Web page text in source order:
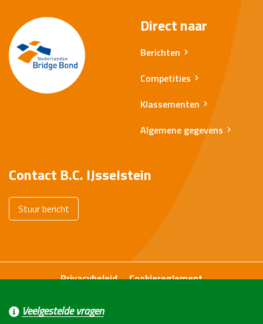
Direct naar
Berichten
Competities
Klassementen
Algemene gegevens
Contact B.C. IJsselstein
Stuur bericht
Privacybeleid Cookiereglement
Realisation
Veelgestelde vragen